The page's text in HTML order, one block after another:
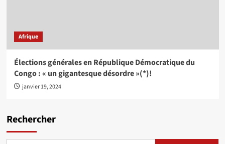
Afrique
Élections générales en République Démocratique du
Congo : « un gigantesque désordre »(*)!
janvier 19, 2024
Rechercher